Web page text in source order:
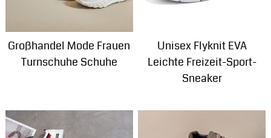
Großhandel Mode Frauen
Turnschuhe Schuhe
Unisex Flyknit EVA
Leichte Freizeit-Sport-
Sneaker